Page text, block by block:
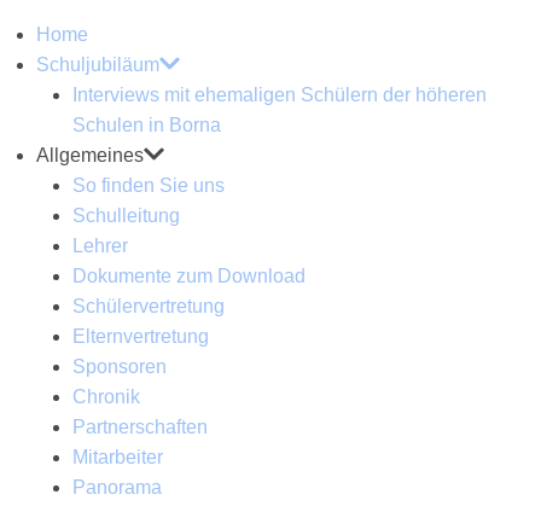
Home
Schuljubiläum
Interviews mit ehemaligen Schülern der höheren
Schulen in Borna
Allgemeines
So finden Sie uns
Schulleitung
Lehrer
Dokumente zum Download
Schülervertretung
Elternvertretung
Sponsoren
Chronik
Partnerschaften
Mitarbeiter
Panorama